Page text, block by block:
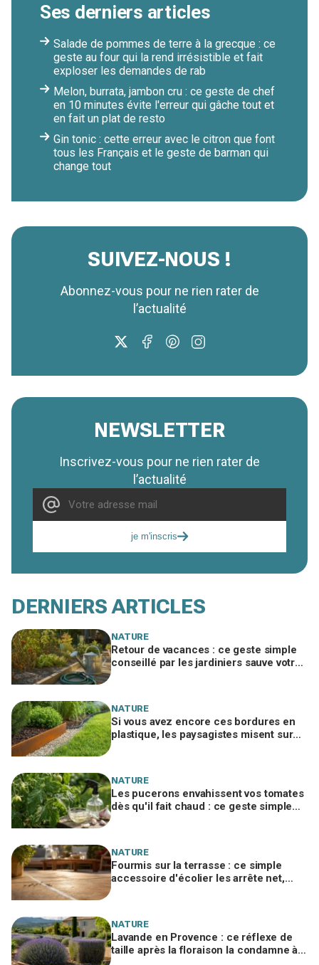
Ses derniers articles
Salade de pommes de terre à la grecque : ce
geste au four qui la rend irrésistible et fait
exploser les demandes de rab
Melon, burrata, jambon cru : ce geste de chef
en 10 minutes évite l'erreur qui gâche tout et
en fait un plat de resto
Gin tonic : cette erreur avec le citron que font
tous les Français et le geste de barman qui
change tout
SUIVEZ-NOUS !
Abonnez-vous pour ne rien rater de
l’actualité
NEWSLETTER
Inscrivez-vous pour ne rien rater de
l’actualité
je m'inscris
DERNIERS ARTICLES
NATURE
Retour de vacances : ce geste simple
conseillé par les jardiniers sauve votre
NATURE
Si vous avez encore ces bordures en
plastique, les paysagistes misent sur
NATURE
Les pucerons envahissent vos tomates
dès qu'il fait chaud : ce geste simple
NATURE
Fourmis sur la terrasse : ce simple
accessoire d'écolier les arrête net,
NATURE
Lavande en Provence : ce réflexe de
taille après la floraison la condamne à